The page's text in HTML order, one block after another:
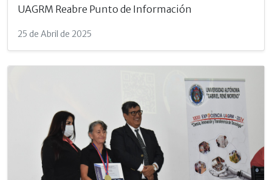
UAGRM Reabre Punto de Información
25 de Abril de 2025